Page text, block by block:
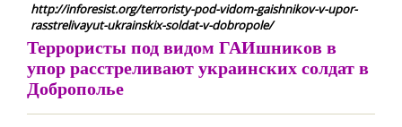
http://inforesist.org/terroristy-pod-vidom-gaishnikov-v-upor-
rasstrelivayut-ukrainskix-soldat-v-dobropole/
Террористы под видом ГАИшников в
упор расстреливают украинских солдат в
Доброполье